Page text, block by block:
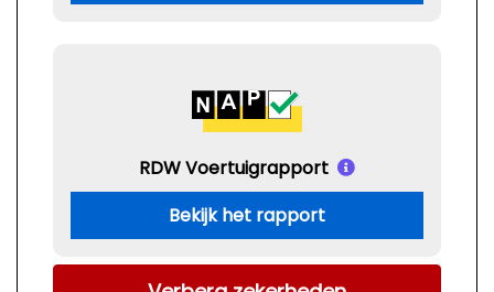
RDW Voertuigrapport
Bekijk het rapport